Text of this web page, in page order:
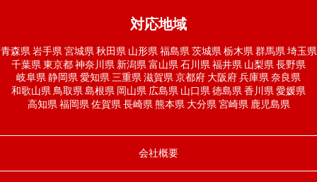
対応地域
青森県 岩手県 宮城県 秋田県 山形県 福島県 茨城県 栃木県 群馬県 埼玉県
千葉県 東京都 神奈川県 新潟県 富山県 石川県 福井県 山梨県 長野県
岐阜県 静岡県 愛知県 三重県 滋賀県 京都府 大阪府 兵庫県 奈良県
和歌山県 鳥取県 島根県 岡山県 広島県 山口県 徳島県 香川県 愛媛県
高知県 福岡県 佐賀県 長崎県 熊本県 大分県 宮崎県 鹿児島県
会社概要